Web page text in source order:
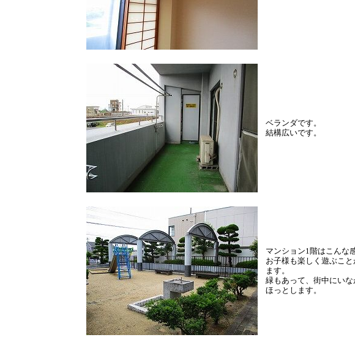
ベランダです。
結構広いです。
マンション1階はこんな
お子様も楽しく遊ぶこと
ます。
緑もあって、街中にいな
ほっとします。